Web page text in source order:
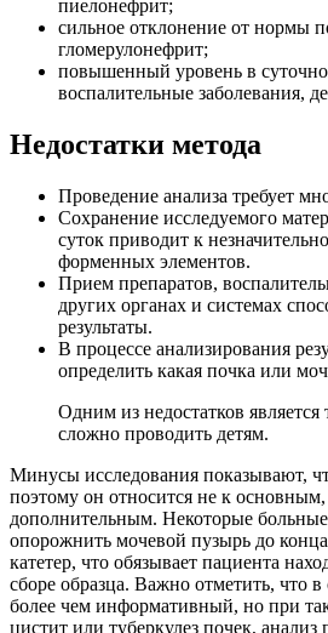
пиелонефрит;
сильное отклонение от нормы
гломерулонефрит;
повышенный уровень в
воспалительные заболевания,
Недостатки метода
Проведение анализа требует
Сохранение исследуемого
суток приводит к
форменных элементов.
Прием препаратов,
других органах и системах
результаты.
В процессе анализирования
определить какая почка или
Одним из недостатков является
сложно проводить детям.
Минусы исследования показывают,
поэтому он относится не к основным,
дополнительным. Некоторые
опорожнить мочевой пузырь до
катетер, что обязывает пациента
сборе образца. Важно отметить, что
более чем информативный, но при
цистит или туберкулез почек,